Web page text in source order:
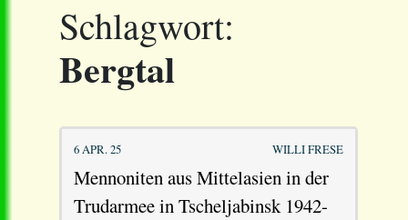
Schlagwort:
Bergtal
6 APR. 25 WILLI FRESE
Mennoniten aus Mittelasien in der
Trudarmee in Tscheljabinsk 1942-